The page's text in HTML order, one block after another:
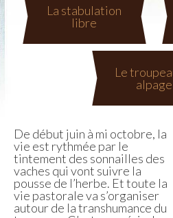
La stabulation
libre
Le
alpage
De début juin à mi octobre, la
vie est rythmée par le
tintement des sonnailles des
vaches qui vont suivre la
pousse de l’herbe. Et toute la
vie pastorale va s’organiser
autour de la transhumance du